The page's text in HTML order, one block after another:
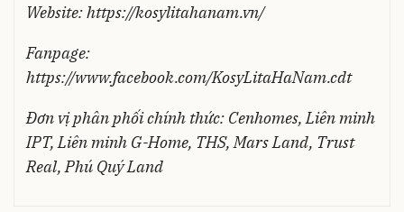
Website: https://kosylitahanam.vn/
Fanpage:
https://www.facebook.com/KosyLitaHaNam.cdt
Đơn vị phân phối chính thức: Cenhomes, Liên minh
IPT, Liên minh G-Home, THS, Mars Land, Trust
Real, Phú Quý Land